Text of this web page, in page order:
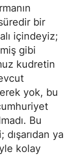
bir
içindeyiz;
gibi
kudretin
yok, bu
Bu
ya
kolay